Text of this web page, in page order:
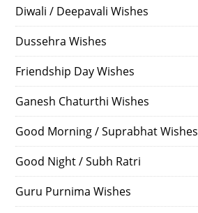
Diwali / Deepavali Wishes
Dussehra Wishes
Friendship Day Wishes
Ganesh Chaturthi Wishes
Good Morning / Suprabhat Wishes
Good Night / Subh Ratri
Guru Purnima Wishes